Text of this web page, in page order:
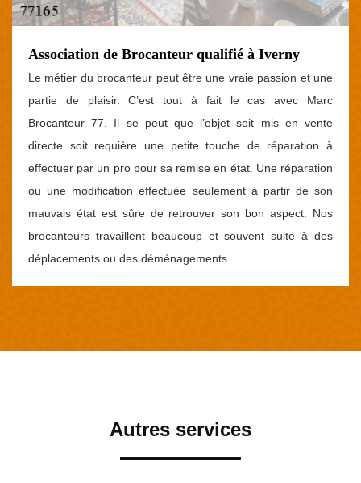
Association de Brocanteur qualifié à Iverny
Le métier du brocanteur peut être une vraie passion et une
partie de plaisir. C’est tout à fait le cas avec Marc
Brocanteur 77. Il se peut que l’objet soit mis en vente
directe soit requière une petite touche de réparation à
effectuer par un pro pour sa remise en état. Une réparation
ou une modification effectuée seulement à partir de son
mauvais état est sûre de retrouver son bon aspect. Nos
brocanteurs travaillent beaucoup et souvent suite à des
déplacements ou des déménagements.
Autres services